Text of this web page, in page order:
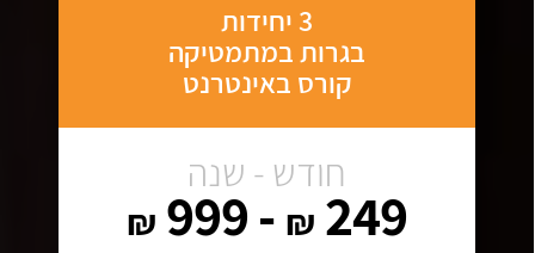
3 יחידות
בגרות במתמטיקה
קורס באינטרנט
חודש - שנה
249
₪
- 999
₪